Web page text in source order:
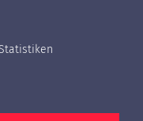
waren nur
sehen.
sich in